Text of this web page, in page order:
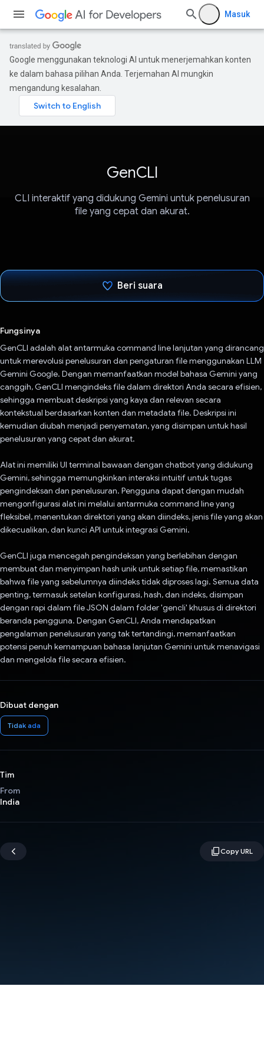
Masuk
Google menggunakan teknologi AI untuk menerjemahkan konten
ke dalam bahasa pilihan Anda. Terjemahan AI mungkin
mengandung kesalahan.
GenCLI
CLI interaktif yang didukung Gemini untuk penelusuran
file yang cepat dan akurat.
Beri suara
Fungsinya
GenCLI adalah alat antarmuka command line lanjutan yang dirancang
untuk merevolusi penelusuran dan pengaturan file menggunakan LLM
Gemini Google. Dengan memanfaatkan model bahasa Gemini yang
canggih, GenCLI mengindeks file dalam direktori Anda secara efisien,
sehingga membuat deskripsi yang kaya dan relevan secara
kontekstual berdasarkan konten dan metadata file. Deskripsi ini
kemudian diubah menjadi penyematan, yang disimpan untuk hasil
penelusuran yang cepat dan akurat.
Alat ini memiliki UI terminal bawaan dengan chatbot yang didukung
Gemini, sehingga memungkinkan interaksi intuitif untuk tugas
pengindeksan dan penelusuran. Pengguna dapat dengan mudah
mengonfigurasi alat ini melalui antarmuka command line yang
fleksibel, menentukan direktori yang akan diindeks, jenis file yang akan
dikecualikan, dan kunci API untuk integrasi Gemini.
GenCLI juga mencegah pengindeksan yang berlebihan dengan
membuat dan menyimpan hash unik untuk setiap file, memastikan
bahwa file yang sebelumnya diindeks tidak diproses lagi. Semua data
penting, termasuk setelan konfigurasi, hash, dan indeks, disimpan
dengan rapi dalam file JSON dalam folder 'gencli' khusus di direktori
beranda pengguna. Dengan GenCLI, Anda mendapatkan
pengalaman penelusuran yang tak tertandingi, memanfaatkan
potensi penuh kemampuan bahasa lanjutan Gemini untuk menavigasi
dan mengelola file secara efisien.
Dibuat dengan
Tidak ada
Tim
From
India